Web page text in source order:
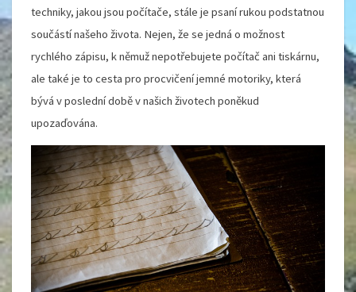
techniky, jakou jsou počítače, stále je psaní rukou podstatnou
součástí našeho života. Nejen, že se jedná o možnost
rychlého zápisu, k němuž nepotřebujete počítač ani tiskárnu,
ale také je to cesta pro procvičení jemné motoriky, která
bývá v poslední době v našich životech poněkud
upozaďována.